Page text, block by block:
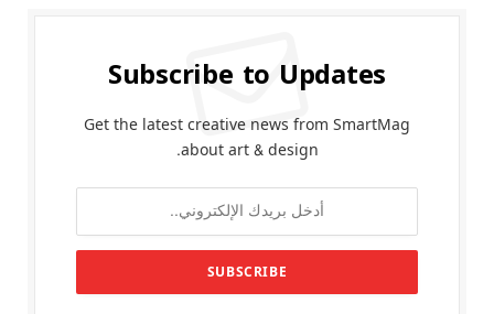
Subscribe to Updates
Get the latest creative news from SmartMag
about art & design.